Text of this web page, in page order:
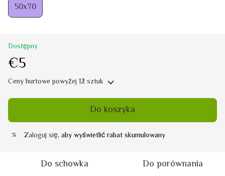
50х70
Dostępny
€5
Ceny hurtowepowyżej 12 sztuk
Do koszyka
% Zaloguj się, aby wyświetlić rabat skumulowany
Do schowka Do porównania